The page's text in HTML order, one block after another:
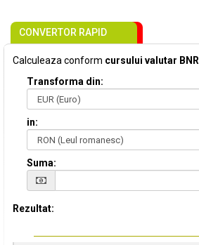
CONVERTOR RAPID
Calculeaza conform cursului valutar BNR
Transforma din:
in:
Suma:
Rezultat: